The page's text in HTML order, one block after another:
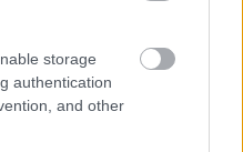
storage
authentication
and other